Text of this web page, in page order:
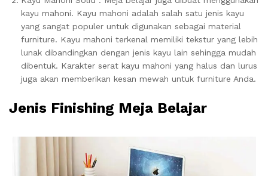
kayu mahoni. Kayu mahoni adalah salah satu jenis kayu
yang sangat populer untuk digunakan sebagai material
furniture. Kayu mahoni terkenal memiliki tekstur yang lebih
lunak dibandingkan dengan jenis kayu lain sehingga mudah
dibentuk. Karakter serat kayu mahoni yang halus dan lurus
juga akan memberikan kesan mewah untuk furniture Anda.
Jenis Finishing Meja Belajar